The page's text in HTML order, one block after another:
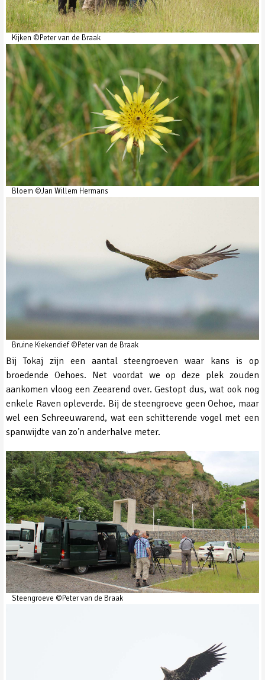
Kijken ©Peter van de Braak
Bloem ©Jan Willem Hermans
Bruine Kiekendief ©Peter van de Braak
Bij Tokaj zijn een aantal steengroeven waar kans is op
broedende Oehoes. Net voordat we op deze plek zouden
aankomen vloog een Zeearend over. Gestopt dus, wat ook nog
enkele Raven opleverde. Bij de steengroeve geen Oehoe, maar
wel een Schreeuwarend, wat een schitterende vogel met een
spanwijdte van zo’n anderhalve meter.
Steengroeve ©Peter van de Braak